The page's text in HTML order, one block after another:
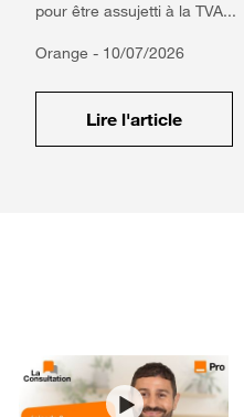
pour être assujetti à la TVA...
Orange - 10/07/2026
Lire l'article